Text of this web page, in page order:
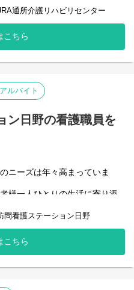
も厚く、利用者様の数も増加
し、一人でも多くの高齢者の
め、ドライバーを募集するこ
進めています。
顔あふれる毎日を創りません
業務をお任せします。
すのでご安心ください。
通所介護リハビリセンター
こちら
ルバイト
ン日野の看護職員を
ニーズは年々高まっていま
様一人ひとりの生活に寄り添
います。
、事業拡大に伴い、より手厚
護師を増員することになりま
に寄り添ったきめ細やかなケ
問看護ステーション日野
こちら